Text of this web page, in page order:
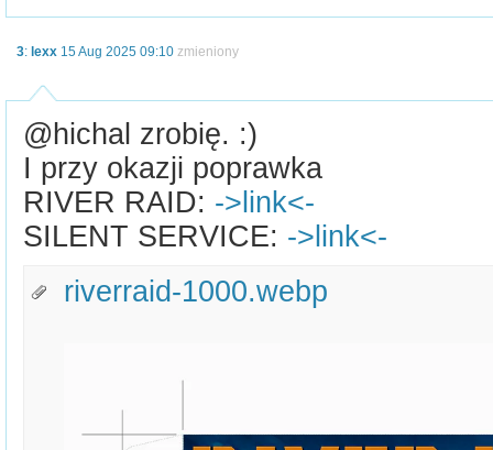
3: lexx 15 Aug 2025 09:10 zmieniony
@hichal zrobię. :)
I przy okazji poprawka
RIVER RAID: ->link<-
SILENT SERVICE: ->link<-
riverraid-1000.webp